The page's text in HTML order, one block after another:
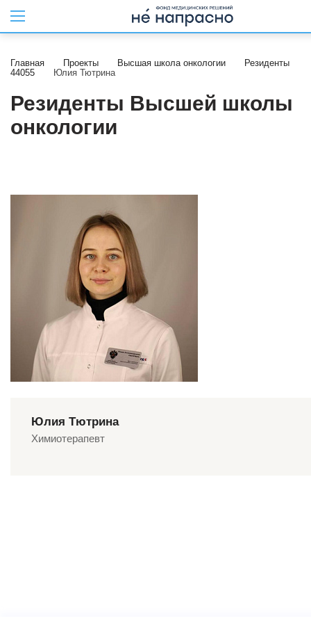
Главная Проекты Высшая школа онкологии
Резиденты
44055
Юлия Тютрина
Резиденты Высшей школы
онкологии
Юлия Тютрина
Химиотерапевт